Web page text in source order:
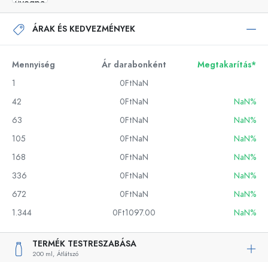
ÁRAK ÉS KEDVEZMÉNYEK
Mennyiség Ár darabonként
Megtakarítás*
1
0FtNaN
42
0FtNaN
NaN%
63
0FtNaN
NaN%
105
0FtNaN
NaN%
168
0FtNaN
NaN%
336
0FtNaN
NaN%
672
0FtNaN
NaN%
1.344
0Ft1097.00 NaN%
TERMÉK TESTRESZABÁSA
200 ml, Átlátszó